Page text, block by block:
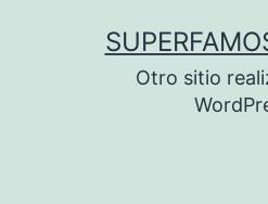
Otro sitio